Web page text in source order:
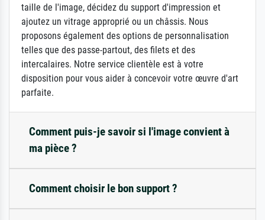
taille de l'image, décidez du support d'impression et
ajoutez un vitrage approprié ou un châssis. Nous
proposons également des options de personnalisation
telles que des passe-partout, des filets et des
intercalaires. Notre service clientèle est à votre
disposition pour vous aider à concevoir votre œuvre d'art
parfaite.
Comment puis-je savoir si l'image convient à
ma pièce ?
Comment choisir le bon support ?